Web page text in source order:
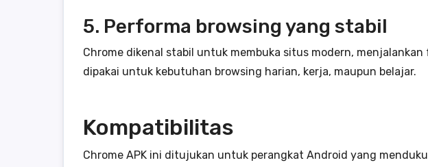
5. Performa browsing yang stabil
Chrome dikenal stabil untuk membuka situs modern,
dipakai untuk kebutuhan browsing harian, kerja, maupun belajar.
Kompatibilitas
Chrome APK ini ditujukan untuk perangkat Android yang